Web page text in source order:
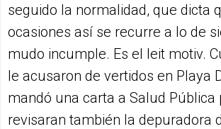
seguido la normalidad, que dicta
ocasiones así se recurre a lo de
mudo incumple. Es el leit motiv.
le acusaron de vertidos en Playa
mandó una carta a Salud Pública
revisaran también la depuradora